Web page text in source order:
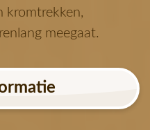
kromtrekken,
meegaat.